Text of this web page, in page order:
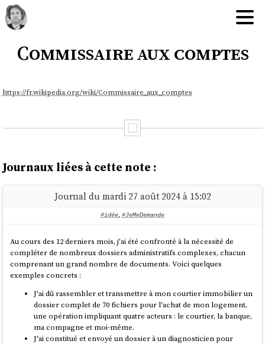
Commissaire aux comptes
https://fr.wikipedia.org/wiki/Commissaire_aux_comptes
Journaux liées à cette note :
Journal du mardi 27 août 2024 à 15:02
#idée, #JeMeDemande
Au cours des 12 derniers mois, j'ai été confronté à la nécessité de
compléter de nombreux dossiers administratifs complexes, chacun
comprenant un grand nombre de documents. Voici quelques
exemples concrets :
J'ai dû rassembler et transmettre à mon courtier immobilier un
dossier complet de 70 fichiers pour l'achat de mon logement,
une opération impliquant quatre acteurs : le courtier, la banque,
ma compagne et moi-même.
J'ai constitué et envoyé un dossier à un diagnosticien pour